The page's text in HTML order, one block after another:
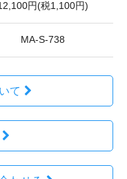
円(税1,100円)
MA-S-738
て